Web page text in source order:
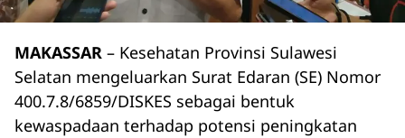
MAKASSAR – Kesehatan Provinsi Sulawesi
Selatan mengeluarkan Surat Edaran (SE) Nomor
400.7.8/6859/DISKES sebagai bentuk
kewaspadaan terhadap potensi peningkatan